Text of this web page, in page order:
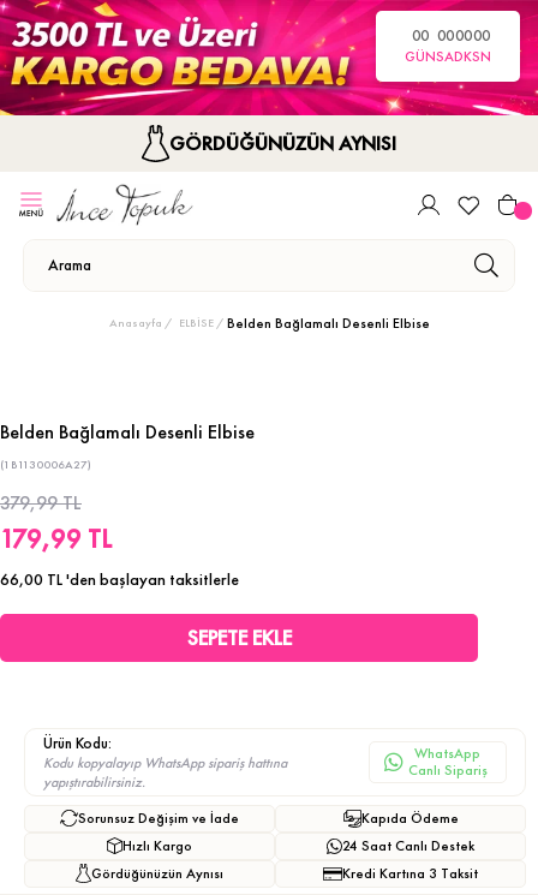
00
GÜN
00
SA
00
DK
00
SN
GÖRDÜĞÜNÜZÜN AYNISI
Anasayfa ELBİSE Belden Bağlamalı Desenli Elbise
Belden Bağlamalı Desenli Elbise
(1B1130006A27)
379,99 TL
179,99 TL
66,00 TL'den başlayan taksitlerle
Ürün Kodu:
Kodu kopyalayıp WhatsApp sipariş hattına
yapıştırabilirsiniz.
WhatsApp
Canlı Sipariş
Sorunsuz Değişim ve İade
Hızlı Kargo
Gördüğünüzün Aynısı
Kapıda Ödeme
24 Saat Canlı Destek
Kredi Kartına 3 Taksit